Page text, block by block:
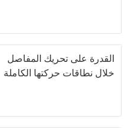
القدرة على تحريك المفاصل
خلال نطاقات حركتها الكاملة